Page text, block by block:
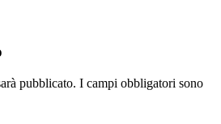
pubblicato. I campi obbligatori sono